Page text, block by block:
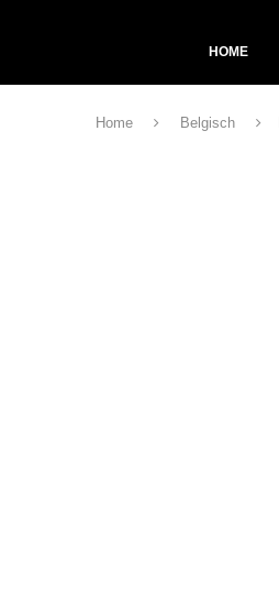
HOME
Home Belgisch